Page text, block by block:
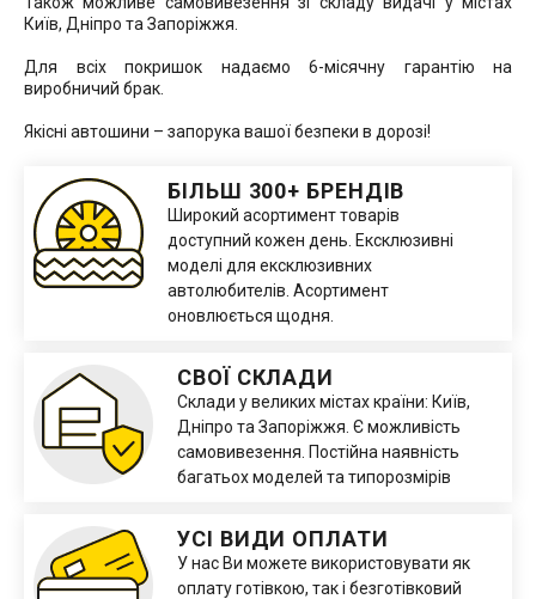
Київ, Дніпро та Запоріжжя.
Для всіх покришок надаємо 6-місячну гарантію на
виробничий брак.
Якісні автошини – запорука вашої безпеки в дорозі!
БІЛЬШ 300+ БРЕНДІВ
Широкий асортимент товарів
доступний кожен день. Ексклюзивні
моделі для ексклюзивних
автолюбителів. Асортимент
оновлюється щодня.
СВОЇ СКЛАДИ
Склади у великих містах країни: Київ,
Дніпро та Запоріжжя. Є можливість
самовивезення. Постійна наявність
багатьох моделей та типорозмірів
УСІ ВИДИ ОПЛАТИ
У нас Ви можете використовувати як
оплату готівкою, так і безготівковий